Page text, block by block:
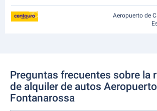
Aeropuerto de
Preguntas frecuentes sobre la
de alquiler de autos
Fontanarossa